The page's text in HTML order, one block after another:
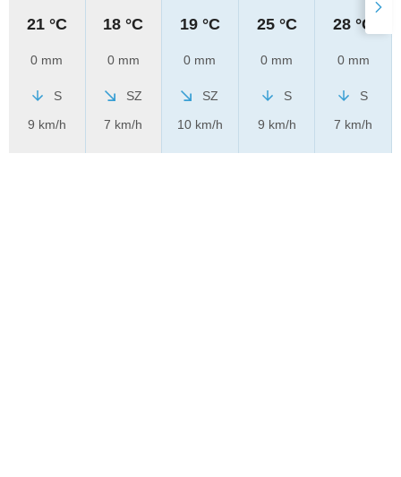
21 °C
0 mm
S
9 km/h
18 °C
0 mm
SZ
7 km/h
19 °C
0 mm
SZ
10 km/h
25 °C
0 mm
S
9 km/h
28 °C
0 mm
S
7 km/h